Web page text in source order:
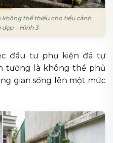
không thể thiếu cho tiểu cảnh
– Hình 3
đầu tư phụ kiện đá tự
tường là không thể phủ
gian sống lên một mức